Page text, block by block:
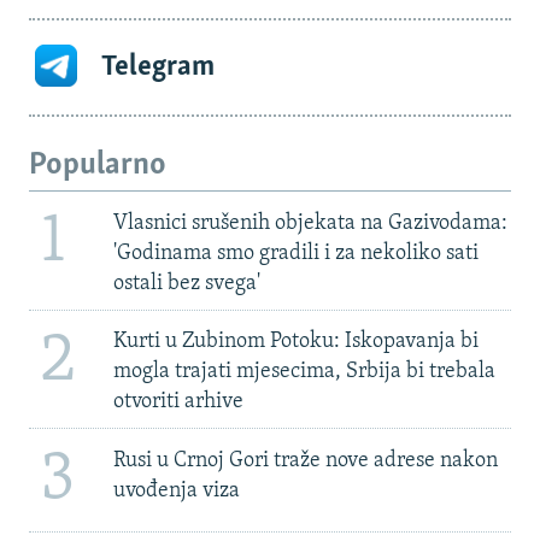
Telegram
Popularno
1
Vlasnici srušenih objekata na Gazivodama:
'Godinama smo gradili i za nekoliko sati
ostali bez svega'
2
Kurti u Zubinom Potoku: Iskopavanja bi
mogla trajati mjesecima, Srbija bi trebala
otvoriti arhive
3
Rusi u Crnoj Gori traže nove adrese nakon
uvođenja viza